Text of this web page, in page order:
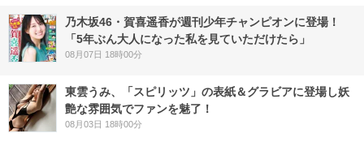
乃木坂46・賀喜遥香が週刊少年チャンピオンに登場！
「5年ぶん大人になった私を見ていただけたら」
08月07日 18時00分
東雲うみ、「スピリッツ」の表紙＆グラビアに登場し妖
艶な雰囲気でファンを魅了！
08月03日 18時00分